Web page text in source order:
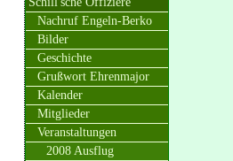
Nachruf Engeln-Berko
Bilder
Geschichte
Grußwort Ehrenmajor
Kalender
Mitglieder
Veranstaltungen
2008 Ausflug